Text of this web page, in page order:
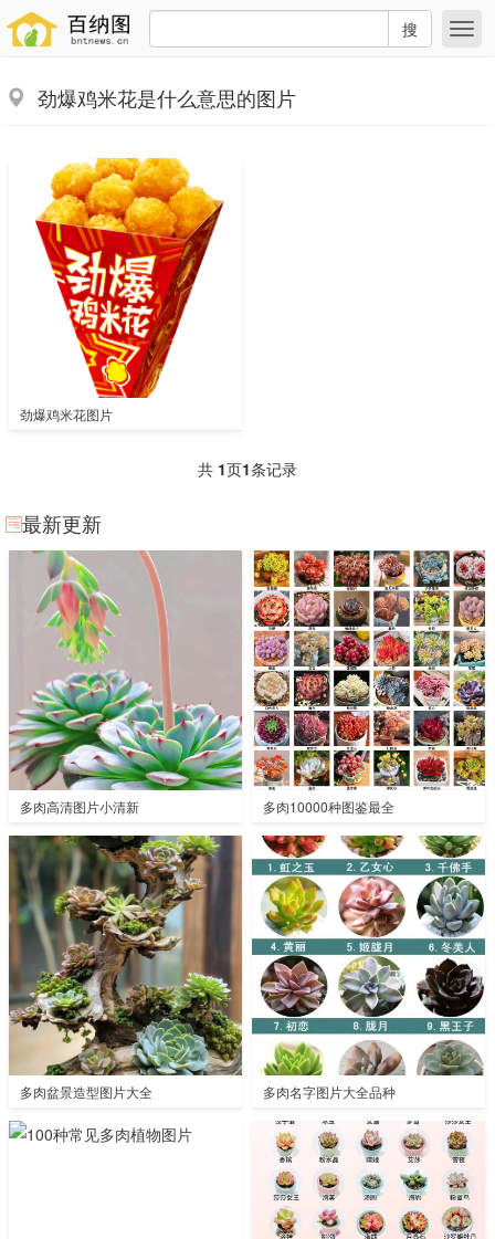
搜
劲爆鸡米花是什么意思的图片
劲爆鸡米花图片
共 1页1条记录
最新更新
多肉高清图片小清新 多肉10000种图鉴最全
多肉盆景造型图片大全 多肉名字图片大全品种